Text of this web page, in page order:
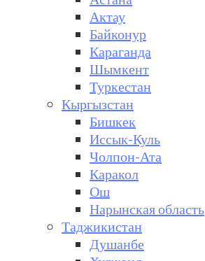
Актау
Байконур
Караганда
Шымкент
Туркестан
Кыргызстан
Бишкек
Иссык-Куль
Чолпон-Ата
Каракол
Ош
Нарынская область
Таджикистан
Душанбе